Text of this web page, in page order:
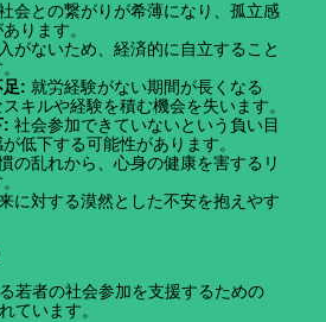
会との繋がりが希薄になり、孤立感
ります。
がないため、経済的に自立すること
足: 就労経験がない期間が長くなる
キルや経験を積む機会を失います。
: 社会参加できていないという負い目
低下する可能性があります。
の乱れから、心身の健康を害するリ
に対する漠然とした不安を抱えやす
若者の社会参加を支援するための
ています。